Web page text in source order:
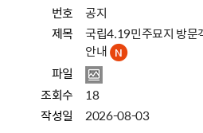
번호
공지
제목
국립4.19민주묘지 방문
안내
파일
조회수
18
작성일
2026-08-03